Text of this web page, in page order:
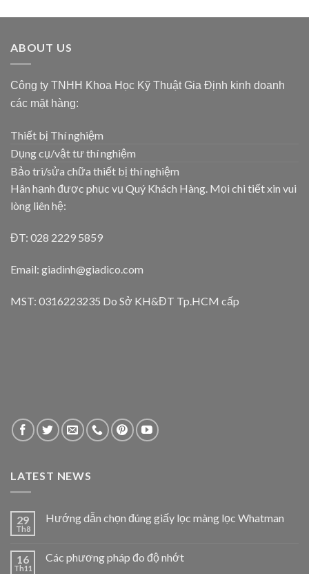
ABOUT US
Công ty TNHH Khoa Học Kỹ Thuật Gia Định kinh doanh
các mặt hàng:
Thiết bị Thí nghiệm
Dụng cụ/vật tư thí nghiệm
Bảo trì/sửa chữa thiết bị thí nghiệm
Hân hạnh được phục vụ Quý Khách Hàng. Mọi chi tiết xin vui
lòng liên hệ:
ĐT: 028 2229 5859
Email: giadinh@giadico.com
MST: 0316223235 Do Sở KH&ĐT Tp.HCM cấp
LATEST NEWS
29
Th8
Hướng dẫn chọn đúng giấy lọc màng lọc Whatman
16
Th11
Các phương pháp đo độ nhớt